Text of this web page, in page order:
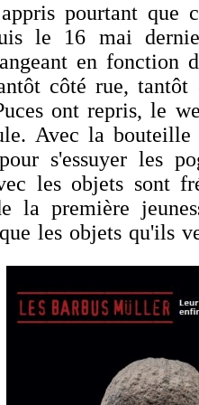
pourtant que
le 16 mai
en fonction
côté rue,
ont repris, le
Avec la bouteille
s'essuyer les
les objets sont
la première
les objets qu'ils